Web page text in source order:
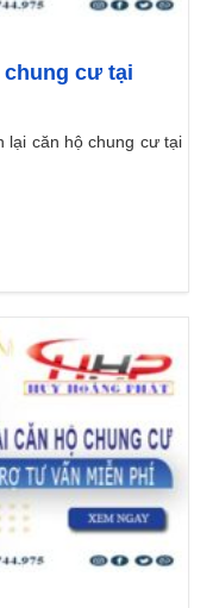
cư tại
lại căn hộ chung cư tại